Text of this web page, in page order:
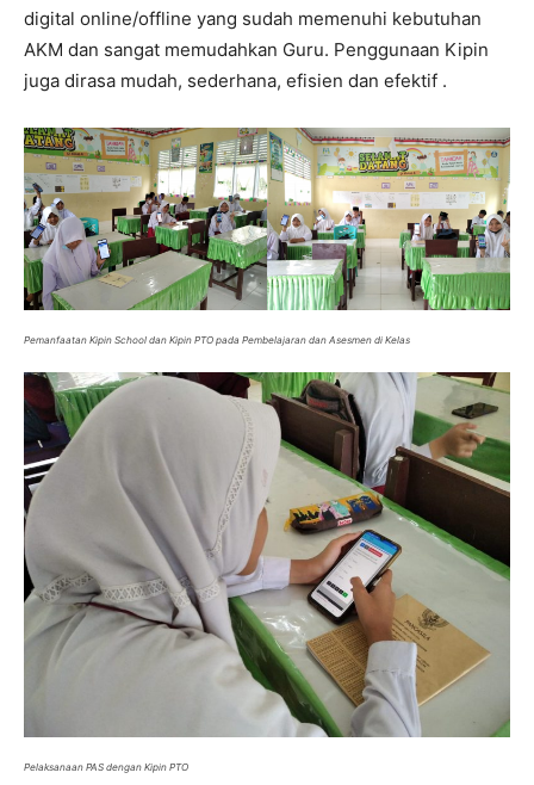
digital online/offline yang sudah memenuhi kebutuhan
AKM dan sangat memudahkan Guru. Penggunaan Kipin
juga dirasa mudah, sederhana, efisien dan efektif .
Pemanfaatan Kipin School dan Kipin PTO pada Pembelajaran dan Asesmen di Kelas
Pelaksanaan PAS dengan Kipin PTO